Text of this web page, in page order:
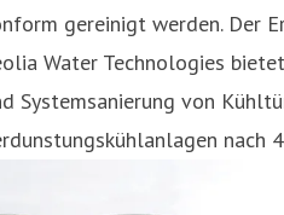
gereinigt werden. Der
Water Technologies
Systemsanierung von
nach